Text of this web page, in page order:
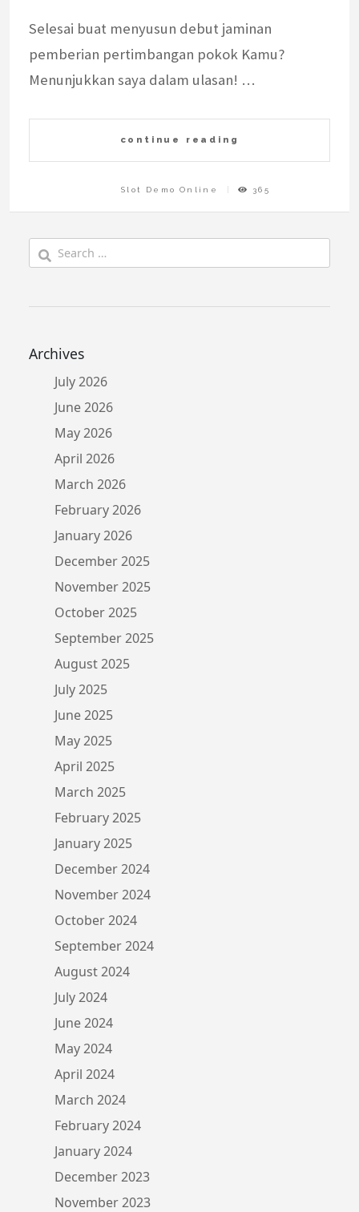
Selesai buat menyusun debut jaminan
pemberian pertimbangan pokok Kamu?
Menunjukkan saya dalam ulasan! …
continue reading
Slot Demo Online 365
for:
Archives
July 2026
June 2026
May 2026
April 2026
March 2026
February 2026
January 2026
December 2025
November 2025
October 2025
September 2025
August 2025
July 2025
June 2025
May 2025
April 2025
March 2025
February 2025
January 2025
December 2024
November 2024
October 2024
September 2024
August 2024
July 2024
June 2024
May 2024
April 2024
March 2024
February 2024
January 2024
December 2023
November 2023